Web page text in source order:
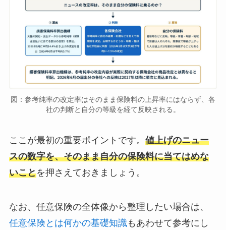
図：参考純率の改定率はそのまま保険料の上昇率にはならず、各
社の判断と自分の等級を経て反映される。
ここが最初の重要ポイントです。 値上げのニュー
スの数字を、そのまま自分の保険料に当てはめな
いことを押さえておきましょう。
なお、任意保険の全体像から整理したい場合は、
任意保険とは何かの基礎知識もあわせて参考にし